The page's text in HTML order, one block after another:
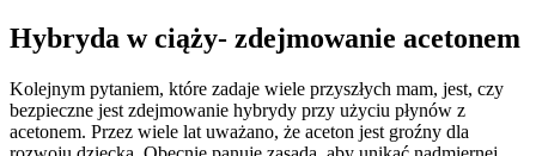
Hybryda w ciąży- zdejmowanie acetonem
Kolejnym pytaniem, które zadaje wiele przyszłych mam, jest, czy
bezpieczne jest zdejmowanie hybrydy przy użyciu płynów z
acetonem. Przez wiele lat uważano, że aceton jest groźny dla